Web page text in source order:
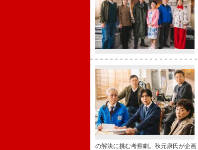
の解決に挑む考察劇。秋元康氏が企画